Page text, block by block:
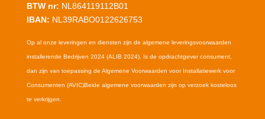
BTW nr: NL864119112B01
IBAN: NL39RABO0122626753
Op al onze leveringen en diensten zijn de algemene leveringsvoorwaarden
installerende Bedrijven 2024 (ALIB 2024). Is de opdrachtgever consument,
dan zijn van toepassing de Algemene Voorwaarden voor Installatiewerk voor
Consumenten (AVIC)Beide algemene voorwaarden zijn op verzoek kosteloos
te verkrijgen.